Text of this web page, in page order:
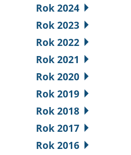
Rok 2024
Rok 2023
Rok 2022
Rok 2021
Rok 2020
Rok 2019
Rok 2018
Rok 2017
Rok 2016